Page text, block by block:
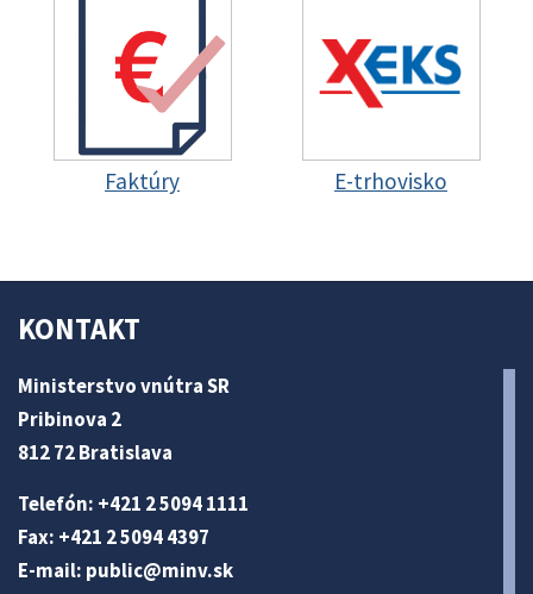
Faktúry E-trhovisko
KONTAKT
Ministerstvo vnútra SR
Pribinova 2
812 72 Bratislava
Telefón: +421 2 5094 1111
Fax: +421 2 5094 4397
E-mail: public@minv.sk